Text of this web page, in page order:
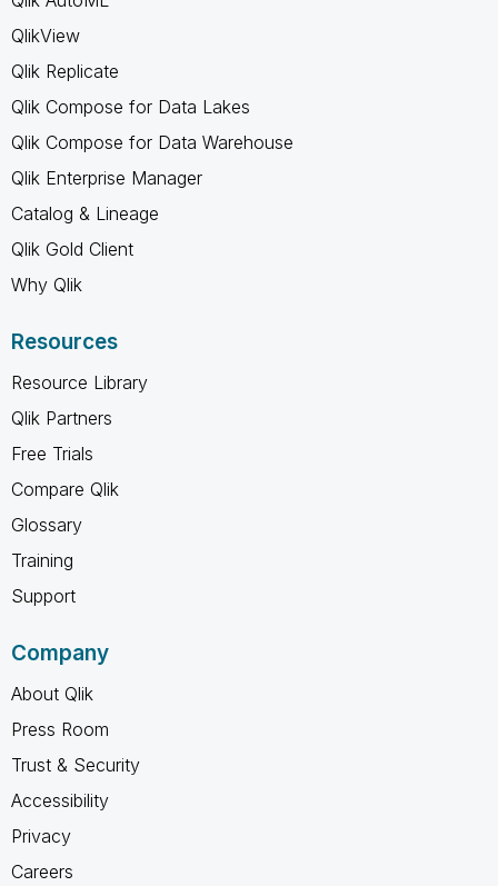
QlikView
Qlik Replicate
Qlik Compose for Data Lakes
Qlik Compose for Data Warehouse
Qlik Enterprise Manager
Catalog & Lineage
Qlik Gold Client
Why Qlik
Resources
Resource Library
Qlik Partners
Free Trials
Compare Qlik
Glossary
Training
Support
Company
About Qlik
Press Room
Trust & Security
Accessibility
Privacy
Careers